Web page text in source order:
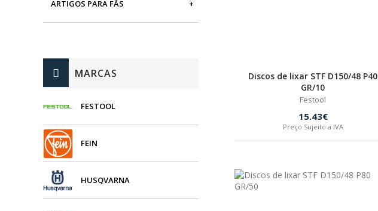
ARTIGOS PARA FÃS
MÁQUINAS DE BRINCAR
MARCAS
FESTOOL
FEIN
HUSQVARNA
Discos de lixar STF D150/48 P40
GR/10
Festool
15.43€
Preço Sujeito a IVA